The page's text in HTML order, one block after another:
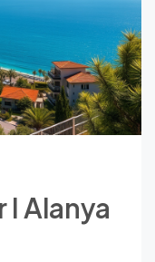
Alanya